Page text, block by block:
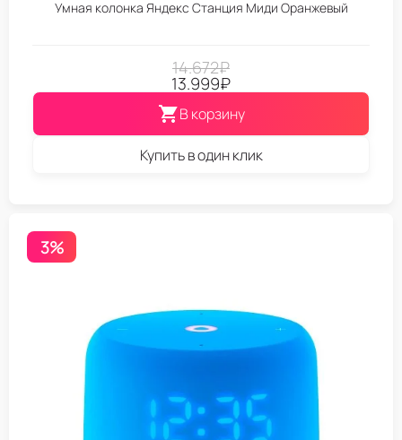
Умная колонка Яндекс Станция Миди Оранжевый
14.672₽
13.999₽
В корзину
Купить в один клик
3%